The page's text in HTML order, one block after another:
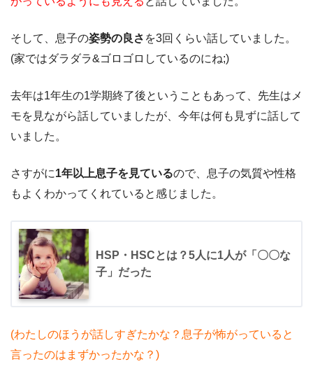
そして、息子の姿勢の良さ を3回くらい話していました。
(家ではダラダラ&ゴロゴロしているのにね;)
去年は1年生の1学期終了後ということもあって、先生はメ
モを見ながら話していましたが、今年は何も見ずに話して
いました。
さすがに1年以上息子を見ているので、息子の気質や性格
もよくわかってくれていると感じました。
HSP・HSCとは？5人に1人が「〇〇な
子」だった
(わたしのほうが話しすぎたかな？息子が怖がっていると
言ったのはまずかったかな？)